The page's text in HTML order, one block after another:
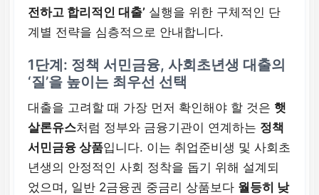
전하고 합리적인 대출’ 실행을 위한 구체적인 단
계별 전략을 심층적으로 안내합니다.
1단계: 정책 서민금융, 사회초년생 대출의
‘질’을 높이는 최우선 선택
대출을 고려할 때 가장 먼저 확인해야 할 것은 햇
살론유스처럼 정부와 금융기관이 연계하는 정책
서민금융 상품입니다. 이는 취업준비생 및 사회초
년생의 안정적인 사회 정착을 돕기 위해 설계되
었으며, 일반 2금융권 중금리 상품보다 월등히 낮